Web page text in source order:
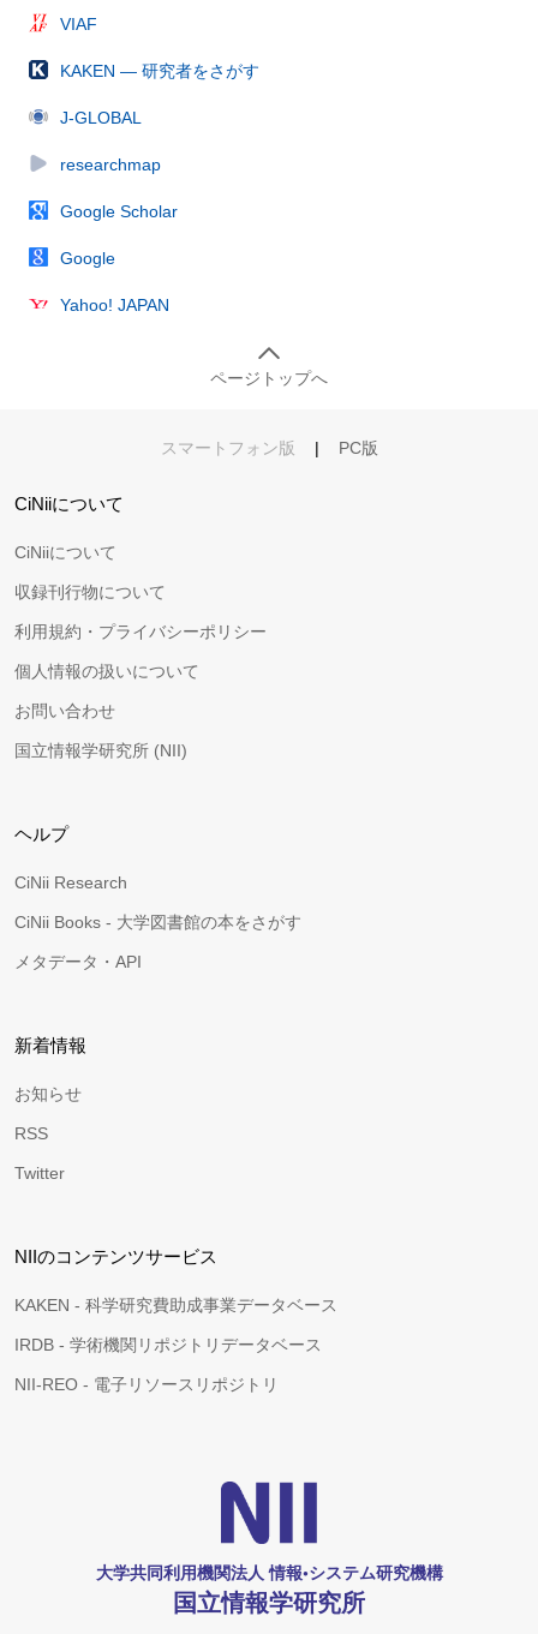
VIAF
KAKEN — 研究者をさがす
J-GLOBAL
researchmap
Google Scholar
Google
Yahoo! JAPAN
ページトップへ
スマートフォン版 | PC版
CiNiiについて
CiNiiについて
収録刊行物について
利用規約・プライバシーポリシー
個人情報の扱いについて
お問い合わせ
国立情報学研究所 (NII)
ヘルプ
CiNii Research
CiNii Books - 大学図書館の本をさがす
メタデータ・API
新着情報
お知らせ
RSS
Twitter
NIIのコンテンツサービス
KAKEN - 科学研究費助成事業データベース
IRDB - 学術機関リポジトリデータベース
NII-REO - 電子リソースリポジトリ
大学共同利用機関法人 情報•システム研究機構
国立情報学研究所